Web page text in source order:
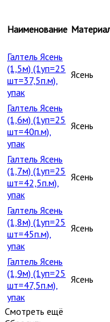
Наименование
Галтель Ясень
(1,5м) (1уп=25
шт=37,5п.м),
упак
Ясень
Галтель Ясень
(1,6м) (1уп=25
шт=40п.м),
упак
Ясень
Галтель Ясень
(1,7м) (1уп=25
шт=42,5п.м),
упак
Ясень
Галтель Ясень
(1,8м) (1уп=25
шт=45п.м),
упак
Ясень
Галтель Ясень
(1,9м) (1уп=25
шт=47,5п.м),
упак
Ясень
Смотреть ещё